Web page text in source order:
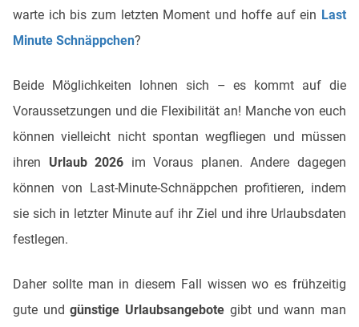
warte ich bis zum letzten Moment und hoffe auf ein Last
Minute Schnäppchen?
Beide Möglichkeiten lohnen sich – es kommt auf die
Voraussetzungen und die Flexibilität an! Manche von euch
können vielleicht nicht spontan wegfliegen und müssen
ihren Urlaub 2026 im Voraus planen. Andere dagegen
können von Last-Minute-Schnäppchen profitieren, indem
sie sich in letzter Minute auf ihr Ziel und ihre Urlaubsdaten
festlegen.
Daher sollte man in diesem Fall wissen wo es frühzeitig
gute und günstige Urlaubsangebote gibt und wann man